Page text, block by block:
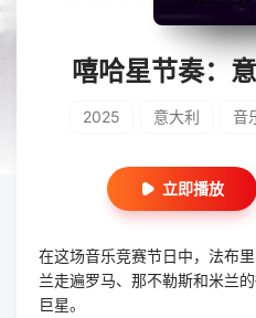
嘻哈星节奏：
2025 意大利 音
立即播放
在这场音乐竞赛节日中，法布
兰走遍罗马、那不勒斯和米兰
巨星。